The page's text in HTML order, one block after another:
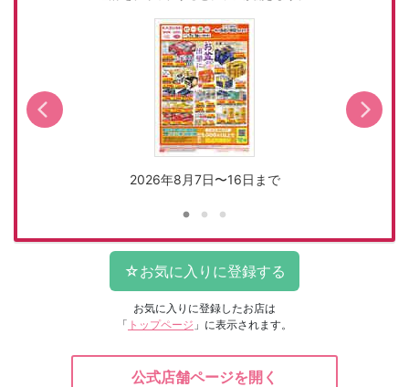
2026年8月7日〜16日まで
お気に入りに登録したお店は
「 トップページ 」に表示されます。
公式店舗ページを開く